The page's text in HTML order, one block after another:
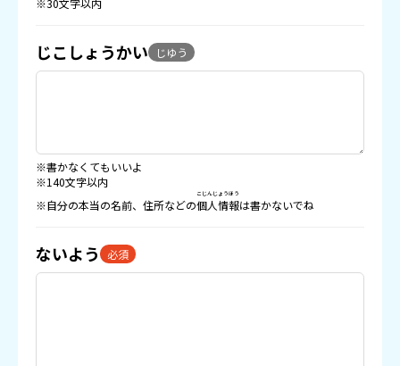
※30文字以内
じこしょうかい じゆう
※書かなくてもいいよ
※140文字以内
※自分の本当の名前、住所などの個人情報
こじんじょうほう
は書かないでね
ないよう 必須